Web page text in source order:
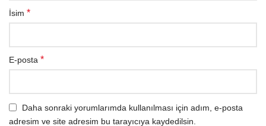
İsim *
E-posta *
Daha sonraki yorumlarımda kullanılması için adım, e-posta
adresim ve site adresim bu tarayıcıya kaydedilsin.